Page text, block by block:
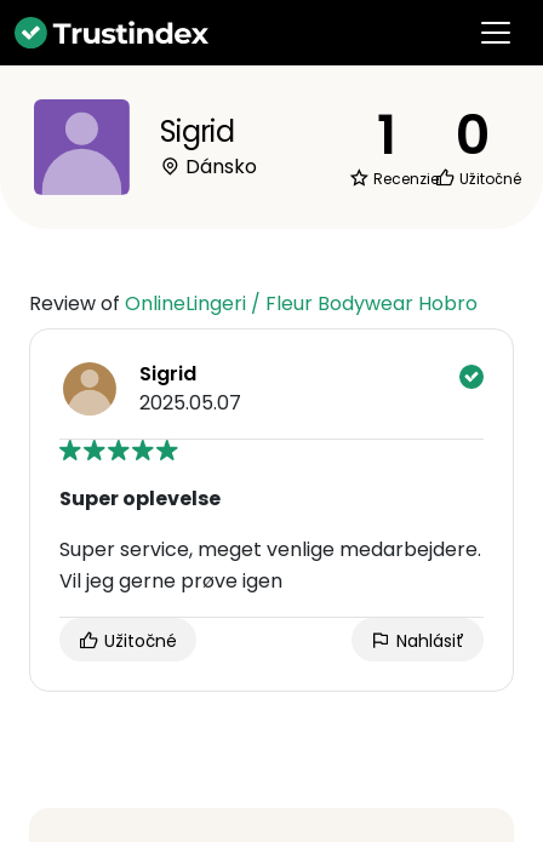
Sigrid
Dánsko 1
Recenzie
0
Užitočné
Review of OnlineLingeri / Fleur Bodywear Hobro
Sigrid
2025.05.07
Super oplevelse
Super service, meget venlige medarbejdere.
Vil jeg gerne prøve igen
Užitočné Nahlásiť